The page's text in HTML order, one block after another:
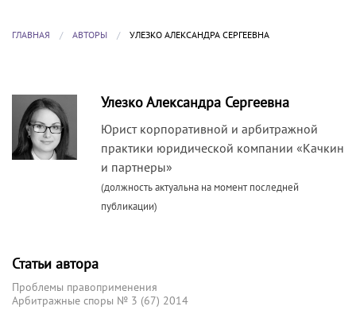
ГЛАВНАЯ АВТОРЫ УЛЕЗКО АЛЕКСАНДРА СЕРГЕЕВНА
Улезко Александра Сергеевна
Юрист корпоративной и арбитражной
практики юридической компании «Качкин
и партнеры»
(должность актуальна на момент последней
публикации)
Статьи автора
Проблемы правоприменения
Арбитражные споры № 3 (67) 2014